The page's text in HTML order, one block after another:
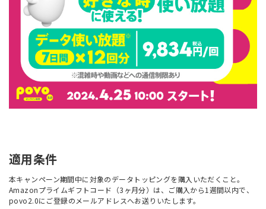
適用条件
本キャンペーン期間中に対象のデータトッピングを購入いただくこと。
Amazonプライムギフトコード（3ヶ月分）は、ご購入から1週間以内で、
povo2.0にご登録のメールアドレスへお送りいたします。